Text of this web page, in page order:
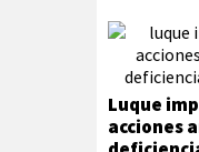
Luque
acciones